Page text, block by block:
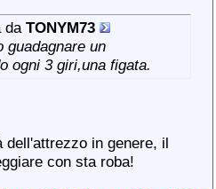
da TONYM73
guadagnare un
ogni 3 giri,una figata.
in genere, il
con sta roba!